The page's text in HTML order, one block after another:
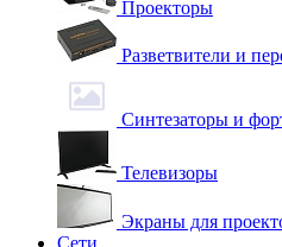
Проекторы
Разветвители и
Синтезаторы и
Телевизоры
Экраны для
Сети